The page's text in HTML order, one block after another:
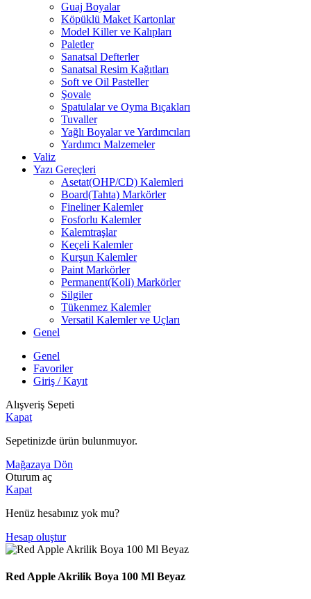
Guaj Boyalar
Köpüklü Maket Kartonlar
Model Killer ve Kalıpları
Paletler
Sanatsal Defterler
Sanatsal Resim Kağıtları
Soft ve Oil Pasteller
Şovale
Spatulalar ve Oyma Bıçakları
Tuvaller
Yağlı Boyalar ve Yardımcıları
Yardımcı Malzemeler
Valiz
Yazı Gereçleri
Asetat(OHP/CD) Kalemleri
Board(Tahta) Markörler
Fineliner Kalemler
Fosforlu Kalemler
Kalemtraşlar
Keçeli Kalemler
Kurşun Kalemler
Paint Markörler
Permanent(Koli) Markörler
Silgiler
Tükenmez Kalemler
Versatil Kalemler ve Uçları
Genel
Genel
Favoriler
Giriş / Kayıt
Alışveriş Sepeti
Kapat
Sepetinizde ürün bulunmuyor.
Mağazaya Dön
Oturum aç
Kapat
Henüz hesabınız yok mu?
Hesap oluştur
Red Apple Akrilik Boya 100 Ml Beyaz